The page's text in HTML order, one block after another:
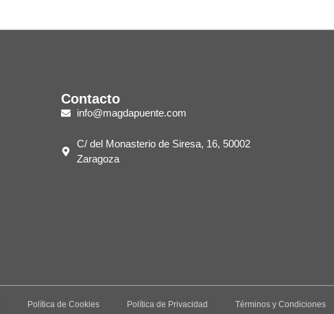
Contacto
info@magdapuente.com
C/ del Monasterio de Siresa, 16, 50002
Zaragoza
Política de Cookies Política de Privacidad Términos y Condiciones